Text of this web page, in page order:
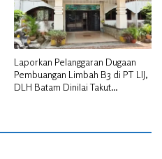
Laporkan Pelanggaran Dugaan
Pembuangan Limbah B3 di PT LIJ,
DLH Batam Dinilai Takut